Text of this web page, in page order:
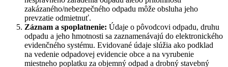
zakázaného/nebezpečného odpadu môže obsluha jeho
prevzatie odmietnuť.
Záznam a spoplatnenie: Údaje o pôvodcovi odpadu, druhu
odpadu a jeho hmotnosti sa zaznamenávajú do elektronického
evidenčného systému. Evidované údaje slúžia ako podklad
na vedenie odpadovej evidencie obce a na vyrubenie
miestneho poplatku za objemný odpad a drobný stavebný